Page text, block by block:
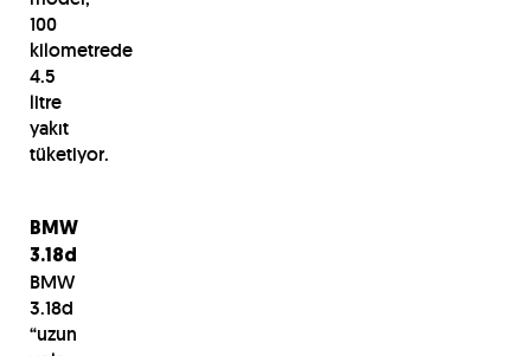
100
kilometrede
4.5
litre
yakıt
tüketiyor.
BMW
3.18d
BMW
3.18d
“uzun